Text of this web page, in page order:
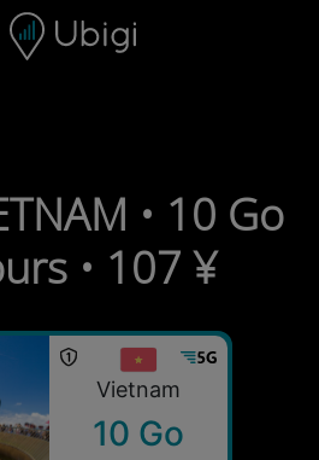
navigation Bas de page
• 10 Go
• 107 ¥
Vietnam
10 Go